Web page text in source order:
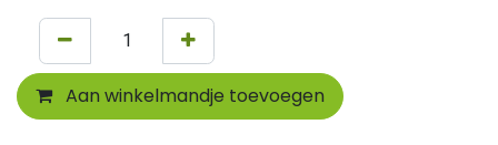
Aan winkelmandje toevoegen